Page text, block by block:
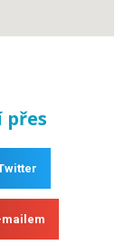
přes
mailem